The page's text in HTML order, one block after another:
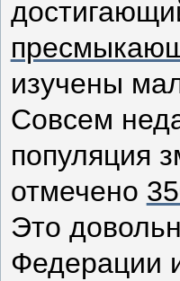
изучены
Совсем
популяция
отмечено
Это
Федерации